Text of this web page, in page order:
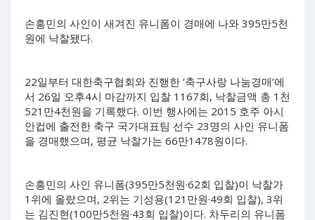
손흥민의 사인이 새겨진 유니폼이 경매에 나와 395만5천
원에 낙찰됐다.
22일부터 대한축구협회와 진행한 ‘축구사랑 나눔경매’에
서 26일 오후4시 마감까지 입찰 1167회, 낙찰금액 총 1천
521만4천원을 기록했다. 이번 행사에는 2015 호주 아시
안컵에 출전한 축구 국가대표팀 선수 23명의 사인 유니폼
을 경매했으며, 평균 낙찰가는 66만1478원이다.
손흥민의 사인 유니폼(395만5천원·62회 입찰)이 낙찰가
1위에 올랐으며, 2위는 기성용(121만원·49회 입찰), 3위
는 김진현(100만5천원·43회 입찰)이다. 차두리의 유니폼